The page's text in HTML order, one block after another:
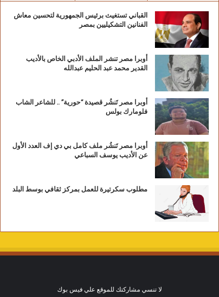
القباني تستغيث برئيس الجمهورية لتحسين معاش
الفنانين التشكيليين بمصر
أوبرا مصر تنشر الملف الأدبي الخاص بالأديب
القدير محمد عبد الحليم عبدالله
أوبرا مصر تَنشُر قصيدة “حورية” .. للشاعر الشاب
فلومارك بولس
أوبرا مصر تَنشُر ملف كامل بي دي إف العدد الأول
عن الأديب يوسف السباعي
مطلوب سكرتيرة للعمل بمركز ثقافي بوسط البلد
لا تنسي مشاركتك للموقع علي فيس بوك